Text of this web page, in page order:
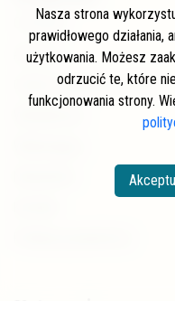
O stronie
Autorzy
Często zadawane pytania
Nasza strona
prawidłowego
użytkowania. Możesz
odrzucić te, które
funkcjonowania strony.